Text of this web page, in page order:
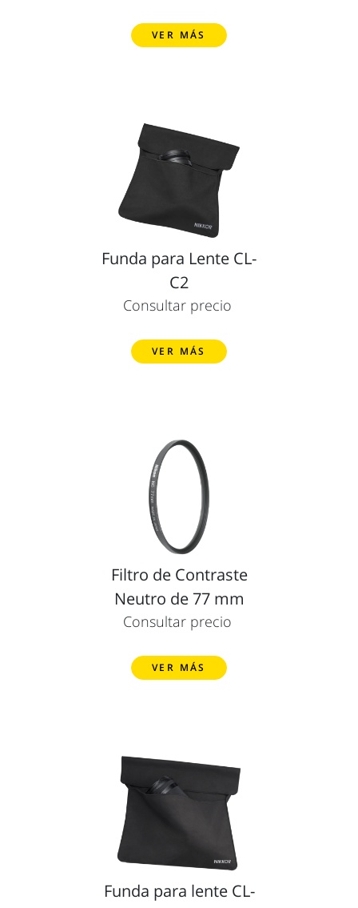
VER MÁS
Funda para Lente CL-
C2
Consultar precio
VER MÁS
Filtro de Contraste
Neutro de 77 mm
Consultar precio
VER MÁS
Funda para lente CL-